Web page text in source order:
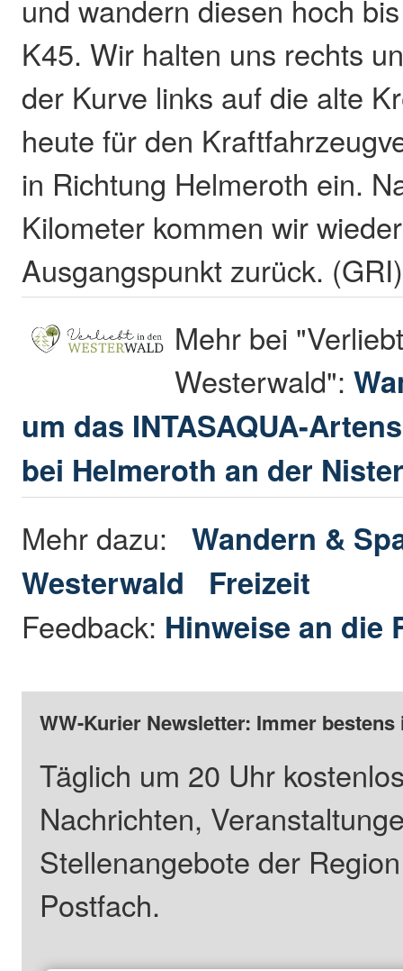
und wandern diesen hoch
K45. Wir halten uns rechts
der Kurve links auf die alte
heute für den
in Richtung Helmeroth ein.
Kilometer kommen wir
Ausgangspunkt zurück. (GRI)
Mehr bei
Westerwald":
um das INTASAQUA-
bei Helmeroth an der
Mehr dazu:Wandern &
Westerwald
Freizeit
Feedback: Hinweise an die
WW-Kurier Newsletter: Immer
Täglich um 20 Uhr
Nachrichten,
Stellenangebote der
Postfach.